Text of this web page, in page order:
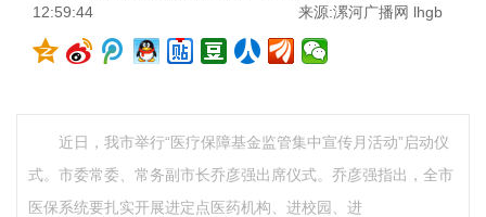
12:59:44
来源:漯河广播网 lhgb
近日，我市举行“医疗保障基金监管集中宣传月活动”启动仪
式。市委常委、常务副市长乔彦强出席仪式。乔彦强指出，全市
医保系统要扎实开展进定点医药机构、进校园、进